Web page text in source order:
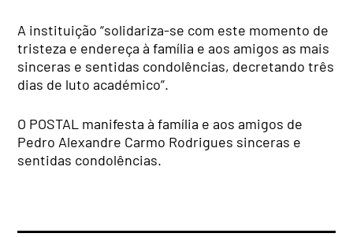
A instituição “solidariza-se com este momento de
tristeza e endereça à família e aos amigos as mais
sinceras e sentidas condolências, decretando três
dias de luto académico”.
O POSTAL manifesta à família e aos amigos de
Pedro Alexandre Carmo Rodrigues sinceras e
sentidas condolências.